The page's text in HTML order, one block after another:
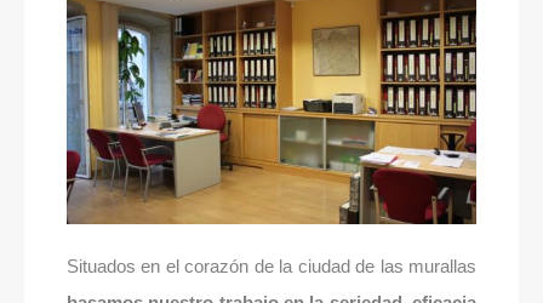
Situados en el corazón de la ciudad de las murallas